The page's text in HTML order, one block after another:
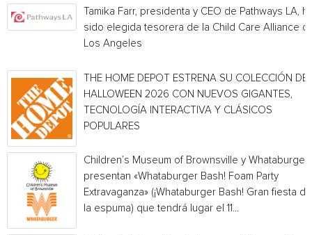
Tamika Farr, presidenta y CEO de Pathways LA,
sido elegida tesorera de la Child Care Alliance of
Los Angeles
THE HOME DEPOT ESTRENA SU COLECCIÓN DE
HALLOWEEN 2026 CON NUEVOS GIGANTES,
TECNOLOGÍA INTERACTIVA Y CLÁSICOS
POPULARES
Children’s Museum of Brownsville y Whataburger
presentan «Whataburger Bash! Foam Party
Extravaganza» (¡Whataburger Bash! Gran fiesta de
la espuma) que tendrá lugar el 11...